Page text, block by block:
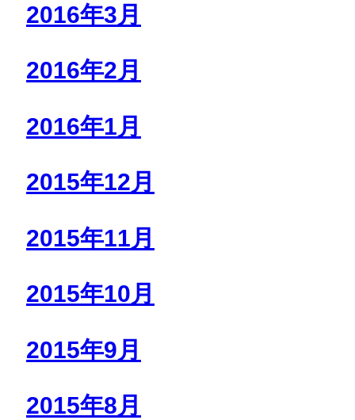
2016年3月
2016年2月
2016年1月
2015年12月
2015年11月
2015年10月
2015年9月
2015年8月